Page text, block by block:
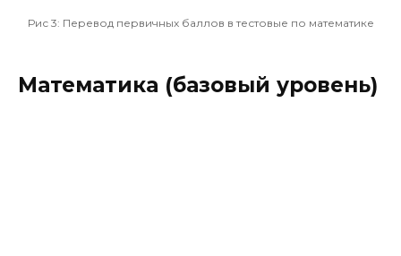
Рис 3: Перевод первичных баллов в тестовые по математике
Математика (базовый уровень)